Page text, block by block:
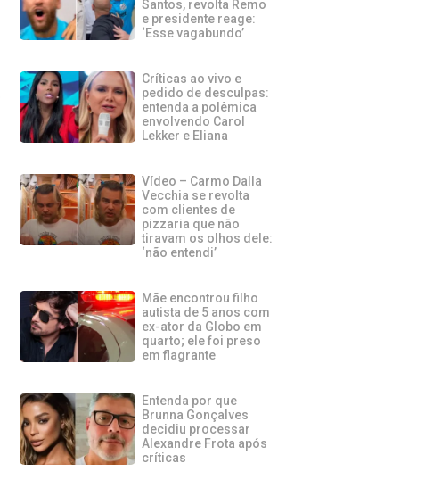
Santos, revolta Remo
e presidente reage:
‘Esse vagabundo’
Críticas ao vivo e
pedido de desculpas:
entenda a polêmica
envolvendo Carol
Lekker e Eliana
Vídeo – Carmo Dalla
Vecchia se revolta
com clientes de
pizzaria que não
tiravam os olhos dele:
‘não entendi’
Mãe encontrou filho
autista de 5 anos com
ex-ator da Globo em
quarto; ele foi preso
em flagrante
Entenda por que
Brunna Gonçalves
decidiu processar
Alexandre Frota após
críticas